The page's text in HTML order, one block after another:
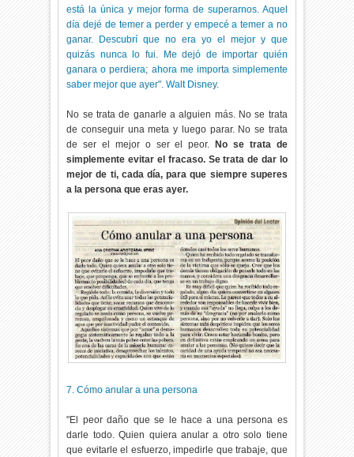
está la única y mejor forma de superarnos. Aquel
día dejé de temer a perder y empecé a temer a no
ganar. Descubrí que no era yo el mejor y que
quizás nunca lo fui. Me dejó de importar quién
ganara o perdiera; ahora me importa simplemente
saber mejor que ayer". Walt Disney.
No se trata de ganarle a alguien más. No se trata
de conseguir una meta y luego parar. No se trata
de ser el mejor o ser el peor.
No se trata de
simplemente evitar el fracaso. Se trata de dar lo
mejor de ti, cada día, para que siempre superes
a la persona que eras ayer.
7. Cómo anular a una persona
"El peor daño que se le hace a una persona es
darle todo. Quien quiera anular a otro solo tiene
que evitarle el esfuerzo, impedirle que trabaje, que